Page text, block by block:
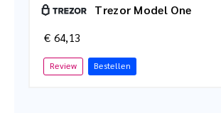
Trezor Model One
€ 64,13
Review Bestellen